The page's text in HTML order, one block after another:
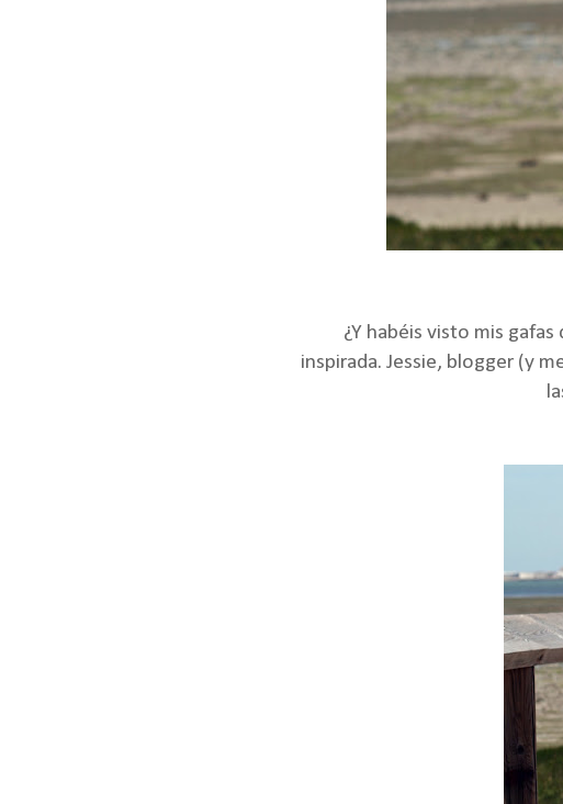
¿Y habéis visto mis gafas
inspirada. Jessie, blogger (y